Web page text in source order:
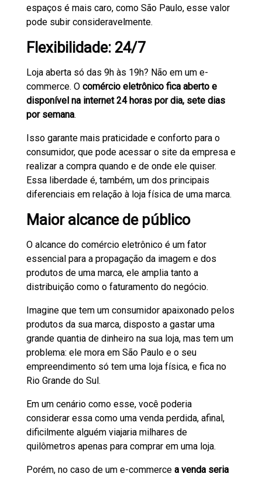
espaços é mais caro, como São Paulo, esse valor
pode subir consideravelmente.
Flexibilidade: 24/7
Loja aberta só das 9h às 19h? Não em um e-
commerce. O comércio eletrônico fica aberto e
disponível na internet 24 horas por dia, sete dias
por semana.
Isso garante mais praticidade e conforto para o
consumidor, que pode acessar o site da empresa e
realizar a compra quando e de onde ele quiser.
Essa liberdade é, também, um dos principais
diferenciais em relação à loja física de uma marca.
Maior alcance de público
O alcance do comércio eletrônico é um fator
essencial para a propagação da imagem e dos
produtos de uma marca, ele amplia tanto a
distribuição como o faturamento do negócio.
Imagine que tem um consumidor apaixonado pelos
produtos da sua marca, disposto a gastar uma
grande quantia de dinheiro na sua loja, mas tem um
problema: ele mora em São Paulo e o seu
empreendimento só tem uma loja física, e fica no
Rio Grande do Sul.
Em um cenário como esse, você poderia
considerar essa como uma venda perdida, afinal,
dificilmente alguém viajaria milhares de
quilômetros apenas para comprar em uma loja.
Porém, no caso de um e-commerce a venda seria